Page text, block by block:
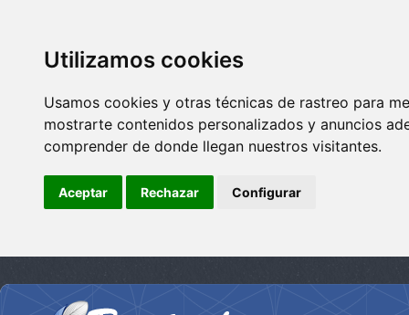
Utilizamos cookies
Usamos cookies y otras técnicas de rastreo para
mostrarte contenidos personalizados y anuncios
comprender de donde llegan nuestros visitantes.
Aceptar Rechazar Configurar